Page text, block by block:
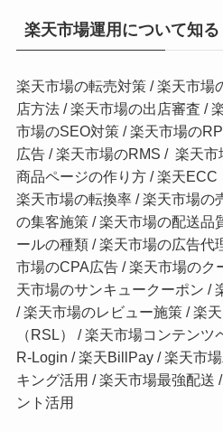
楽天市場運用について知る
楽天市場の転売対策 /楽天市場
店方法/楽天市場の出店審査 /
市場のSEO対策/楽天市場の
広告/楽天市場のRMS / 楽天市
商品ページの作り方/楽天ECC
楽天市場の転換率 /楽天市場の
の集客施策/楽天市場の配送品
ールの種類/楽天市場の広告代
市場のCPA広告/楽天市場のク
天市場のサンキュークーポン /
/楽天市場のレビュー施策/楽
（RSL）
/楽天市場コンテンツ
R-Login /楽天BillPay/楽天市
キング活用 /楽天市場最強配送 /
ント活用